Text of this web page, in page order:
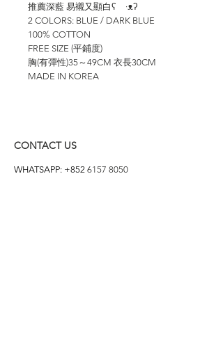
推薦深藍 易襯又顯白ʕ ·ᴥʔ
2 COLORS: BLUE / DARK BLUE
100% COTTON
FREE SIZE (平鋪度)
胸(有彈性)35～49CM 衣長30CM
MADE IN KOREA
CONTACT US
WHATSAPP: +852 6157 8050